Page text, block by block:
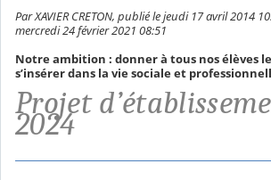
Par XAVIER CRETON, publié le jeudi 17 avril 2014
mercredi 24 février 2021 08:51
Notre ambition : donner à tous nos élèves
s’insérer dans la vie sociale et
Projet
2024